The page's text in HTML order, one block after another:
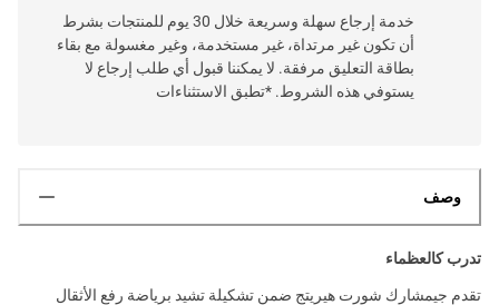
خدمة إرجاع سهلة وسريعة خلال 30 يوم للمنتجات بشرط
أن تكون غير مرتداة، غير مستخدمة، وغير مغسولة مع بقاء
بطاقة التعليق مرفقة. لا يمكننا قبول أي طلب إرجاع لا
يستوفي هذه الشروط. *تطبق الاستثناءات
وصف
تدرب كالعظماء
تقدم جيمشارك شورت هيريتج ضمن تشكيلة تشيد برياضة رفع الأثقال